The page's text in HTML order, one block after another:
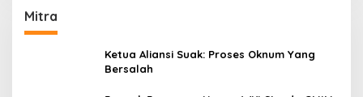
Mitra
Ketua Aliansi Suak: Proses Oknum Yang
Bersalah